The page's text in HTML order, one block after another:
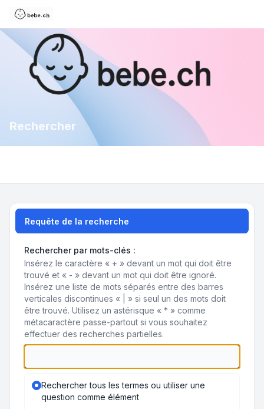
Rechercher
Requête de la recherche
Rechercher par mots-clés :
Insérez le caractère « + » devant un mot qui doit être
trouvé et « - » devant un mot qui doit être ignoré.
Insérez une liste de mots séparés entre des barres
verticales discontinues « | » si seul un des mots doit
être trouvé. Utilisez un astérisque « * » comme
métacaractère passe-partout si vous souhaitez
effectuer des recherches partielles.
Rechercher tous les termes ou utiliser une
question comme élément